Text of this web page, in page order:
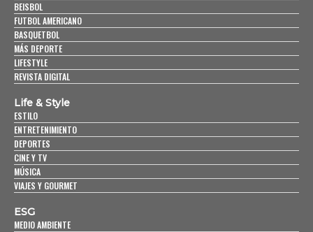
BEISBOL
FUTBOL AMERICANO
BASQUETBOL
MÁS DEPORTE
LIFESTYLE
REVISTA DIGITAL
Life & Style
ESTILO
ENTRETENIMIENTO
DEPORTES
CINE Y TV
MÚSICA
VIAJES Y GOURMET
ESG
MEDIO AMBIENTE